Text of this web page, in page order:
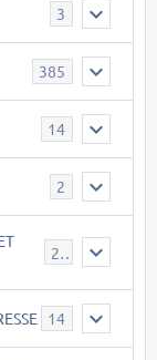
3
385
14
2
21
14